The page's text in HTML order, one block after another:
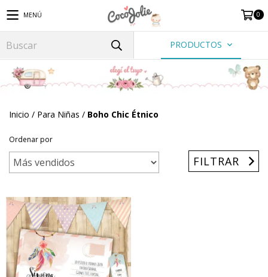
MENÚ 0
PRODUCTOS
Inicio / Para Niñas / Boho Chic Étnico
Ordenar por
FILTRAR